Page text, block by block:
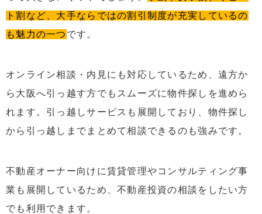
ト割など、大手ならではの割引制度が充実しているの
も魅力の一つ です。
オンライン相談・内見にも対応しているため、遠方か
ら大阪へ引っ越す方でもスムーズに物件探しを進めら
れます。引っ越しサービスも展開しており、物件探し
から引っ越しまでまとめて相談できるのも強みです。
不動産オーナー向けに賃貸管理やコンサルティング事
業も展開しているため、不動産投資の相談をしたい方
でも利用できます。